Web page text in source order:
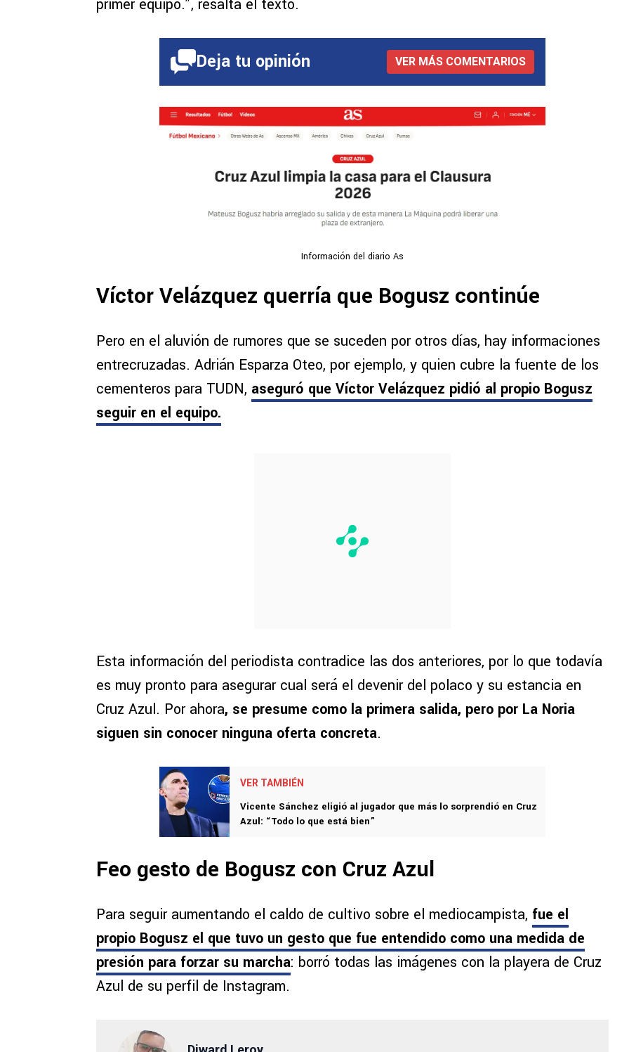
primer equipo.”, resalta el texto.
Deja tu opinión VER MÁS COMENTARIOS
Información del diario As
Víctor Velázquez querría que Bogusz continúe
Pero en el aluvión de rumores que se suceden por otros días, hay informaciones
entrecruzadas. Adrián Esparza Oteo, por ejemplo, y quien cubre la fuente de los
cementeros para TUDN, aseguró que Víctor Velázquez pidió al propio Bogusz
seguir en el equipo.
Esta información del periodista contradice las dos anteriores, por lo que todavía
es muy pronto para asegurar cual será el devenir del polaco y su estancia en
Cruz Azul. Por ahora, se presume como la primera salida, pero por La Noria
siguen sin conocer ninguna oferta concreta.
VER TAMBIÉN
Vicente Sánchez eligió al jugador que más lo sorprendió en Cruz
Azul: “Todo lo que está bien”
Feo gesto de Bogusz con Cruz Azul
Para seguir aumentando el caldo de cultivo sobre el mediocampista, fue el
propio Bogusz el que tuvo un gesto que fue entendido como una medida de
presión para forzar su marcha: borró todas las imágenes con la playera de Cruz
Azul de su perfil de Instagram.